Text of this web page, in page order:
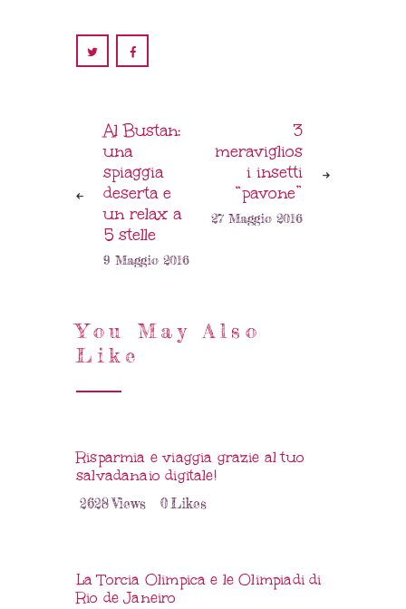
Al Bustan:
una
spiaggia
deserta e
un relax a
5 stelle
9 Maggio 2016
3
meraviglios
i insetti
“pavone”
27 Maggio 2016
You May Also
Like
Risparmia e viaggia grazie al tuo
salvadanaio digitale!
2628Views 0Likes
La Torcia Olimpica e le Olimpiadi di
Rio de Janeiro